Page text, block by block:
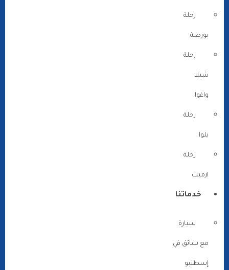
رحلة
بورصة
رحلة
شيلا
واغوا
رحلة
يلوا
رحلة
ازميت
خدماتنا
سيارة
مع سائق في
إسطنبو